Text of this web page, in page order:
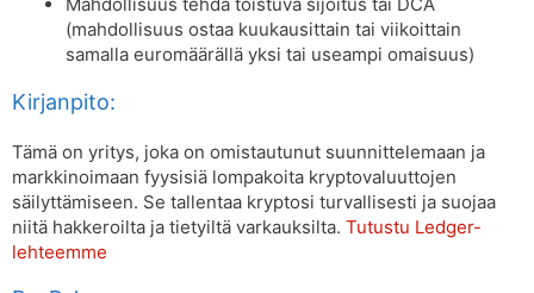
(mahdollisuus ostaa kuukausittain tai viikoittain
samalla euromäärällä yksi tai useampi omaisuus)
Kirjanpito:
Tämä on yritys, joka on omistautunut suunnittelemaan ja
markkinoimaan fyysisiä lompakoita kryptovaluuttojen
säilyttämiseen. Se tallentaa kryptosi turvallisesti ja suojaa
niitä hakkeroilta ja tietyiltä varkauksilta. Tutustu Ledger-
lehteemme